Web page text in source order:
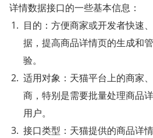
详情数据接口的一些基本信息：
目的：方便商家或开发者快速
据，提高商品详情页的生成和
验。
适用对象：天猫平台上的商家
商，特别是需要批量处理商品
用户。
接口类型：天猫提供的商品详